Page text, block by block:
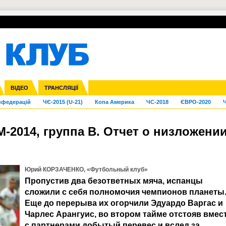
ВІДЕО ТРАНСЛЯЦІЇ
ліга Кубок України Молодіжка
Ліга націй Ліга конференцій
Франція Інші
ЧЄ-2015 (U-21) Копа Америка ЧС-2018 ЄВРО-2020
УПЛ-ПЕРЕХОДИ
2014, группа В. Отчет о
Юрий КОРЗАЧЕНКО, «Футбольный клуб»
Пропустив два безответных мяча, испанцы
сложили с себя полномочия чемпионов планеты.
Еще до перерыва их огорчили Эдуардо Варгас и
Чарлес Арангуис, во втором тайме отстояв